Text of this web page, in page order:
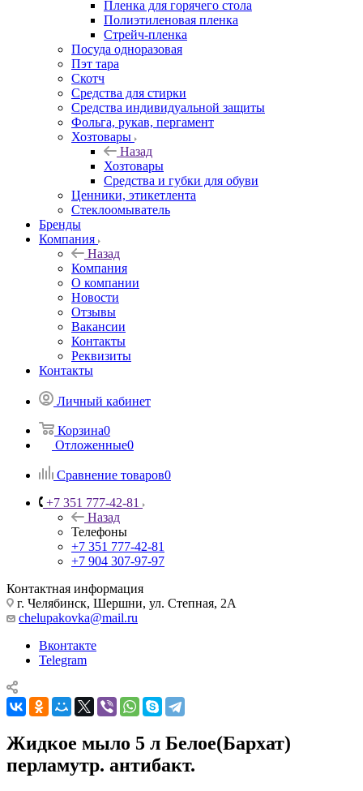
Пленка для горячего стола
Полиэтиленовая пленка
Стрейч-пленка
Посуда одноразовая
Пэт тара
Скотч
Средства для стирки
Средства индивидуальной защиты
Фольга, рукав, пергамент
Хозтовары
Назад
Хозтовары
Средства и губки для обуви
Ценники, этикетлента
Стеклоомыватель
Бренды
Компания
Назад
Компания
О компании
Новости
Отзывы
Вакансии
Контакты
Реквизиты
Контакты
Личный кабинет
Корзина0
Отложенные0
Сравнение товаров0
+7 351 777-42-81
Назад
Телефоны
+7 351 777-42-81
+7 904 307-97-97
Контактная информация
г. Челябинск, Шершни, ул. Степная, 2А
chelupakovka@mail.ru
Вконтакте
Telegram
Жидкое мыло 5 л Белое(Бархат)
перламутр. антибакт.